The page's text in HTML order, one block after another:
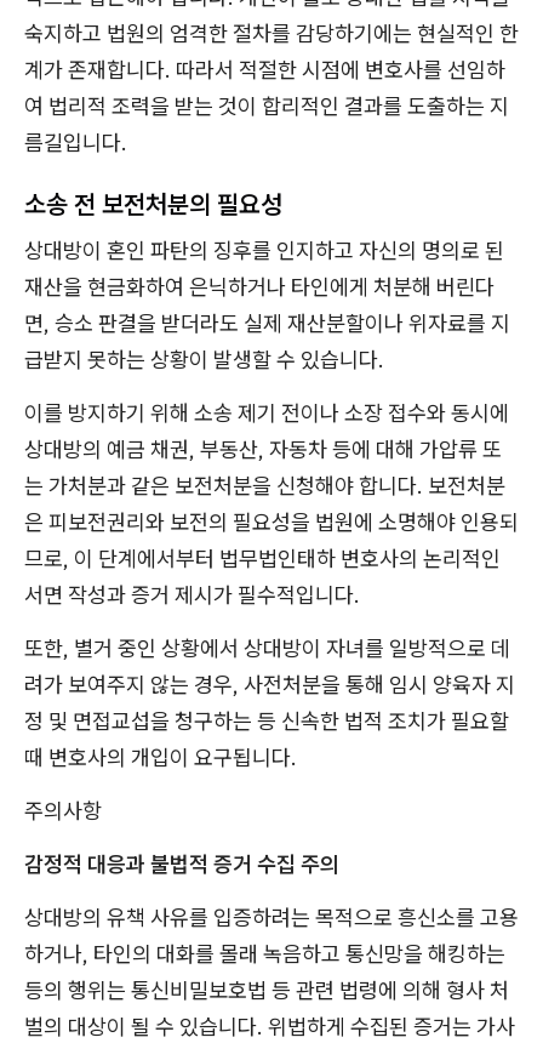
숙지하고 법원의 엄격한 절차를 감당하기에는 현실적인 한
계가 존재합니다. 따라서 적절한 시점에 변호사를 선임하
여 법리적 조력을 받는 것이 합리적인 결과를 도출하는 지
름길입니다.
소송 전 보전처분의 필요성
상대방이 혼인 파탄의 징후를 인지하고 자신의 명의로 된
재산을 현금화하여 은닉하거나 타인에게 처분해 버린다
면, 승소 판결을 받더라도 실제 재산분할이나 위자료를 지
급받지 못하는 상황이 발생할 수 있습니다.
이를 방지하기 위해 소송 제기 전이나 소장 접수와 동시에
상대방의 예금 채권, 부동산, 자동차 등에 대해 가압류 또
는 가처분과 같은 보전처분을 신청해야 합니다. 보전처분
은 피보전권리와 보전의 필요성을 법원에 소명해야 인용되
므로, 이 단계에서부터 법무법인태하 변호사의 논리적인
서면 작성과 증거 제시가 필수적입니다.
또한, 별거 중인 상황에서 상대방이 자녀를 일방적으로 데
려가 보여주지 않는 경우, 사전처분을 통해 임시 양육자 지
정 및 면접교섭을 청구하는 등 신속한 법적 조치가 필요할
때 변호사의 개입이 요구됩니다.
주의사항
감정적 대응과 불법적 증거 수집 주의
상대방의 유책 사유를 입증하려는 목적으로 흥신소를 고용
하거나, 타인의 대화를 몰래 녹음하고 통신망을 해킹하는
등의 행위는 통신비밀보호법 등 관련 법령에 의해 형사 처
벌의 대상이 될 수 있습니다. 위법하게 수집된 증거는 가사